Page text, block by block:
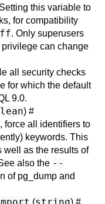
this variable to
for compatibility
. Only superusers
privilege can change
all security checks
for which the default
9.0.
) #
force all identifiers to
keywords. This
well as the results of
also the --
of pg_dump and
( ) #